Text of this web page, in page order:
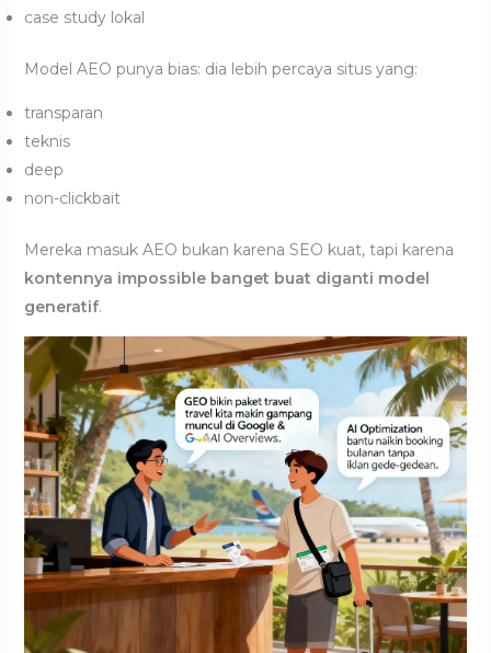
case study lokal
Model AEO punya bias: dia lebih percaya situs yang:
transparan
teknis
deep
non-clickbait
Mereka masuk AEO bukan karena SEO kuat, tapi karena
kontennya impossible banget buat diganti model
generatif.